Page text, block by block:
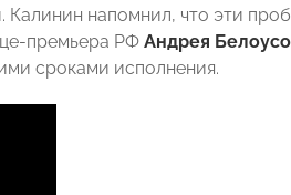
Калинин напомнил, что эти
премьера РФ Андрея
сроками исполнения.